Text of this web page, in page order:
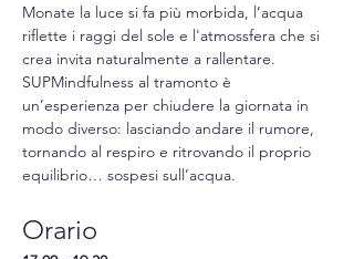
Monate la luce si fa più morbida, l’acqua
riflette i raggi del sole e l'atmossfera che si
crea invita naturalmente a rallentare.
SUPMindfulness al tramonto è
un’esperienza per chiudere la giornata in
modo diverso: lasciando andare il rumore,
tornando al respiro e ritrovando il proprio
equilibrio… sospesi sull’acqua.
Orario